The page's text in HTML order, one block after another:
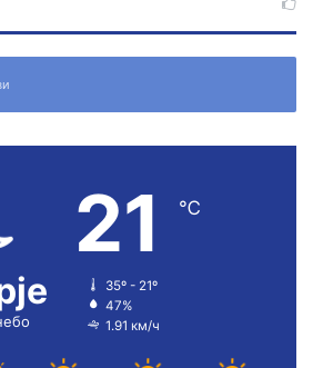
21 ℃
35º - 21º
47%
1.91 км/ч